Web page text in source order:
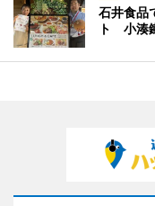
石井食品
ト 小湊